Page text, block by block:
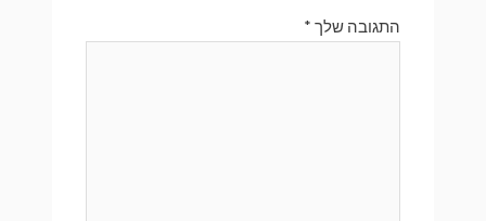
התגובה שלך *